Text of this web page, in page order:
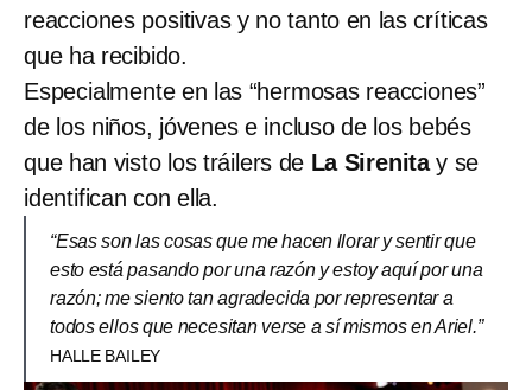
reacciones positivas y no tanto en las críticas
que ha recibido.
Especialmente en las “hermosas reacciones”
de los niños, jóvenes e incluso de los bebés
que han visto los tráilers de La Sirenitay se
identifican con ella.
“Esas son las cosas que me hacen llorar y sentir que
esto está pasando por una razón y estoy aquí por una
razón; me siento tan agradecida por representar a
todos ellos que necesitan verse a sí mismos en Ariel.”
HALLE BAILEY